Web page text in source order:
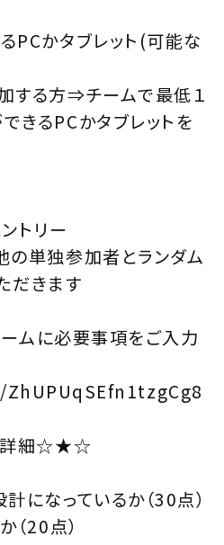
PCかタブレット(可能な
する方⇒チームで最低１
きるPCかタブレットを
トリー
単独参加者とランダム
だきます
ムに必要事項をご入力
詳細☆★☆
になっているか（30点）
（20点）